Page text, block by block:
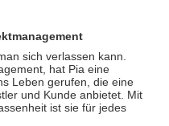
sich verlassen kann.
hat Pia eine
Leben gerufen, die eine
und Kunde anbietet. Mit
ist sie für jedes